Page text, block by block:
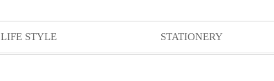
LIFE STYLE STATIONERY